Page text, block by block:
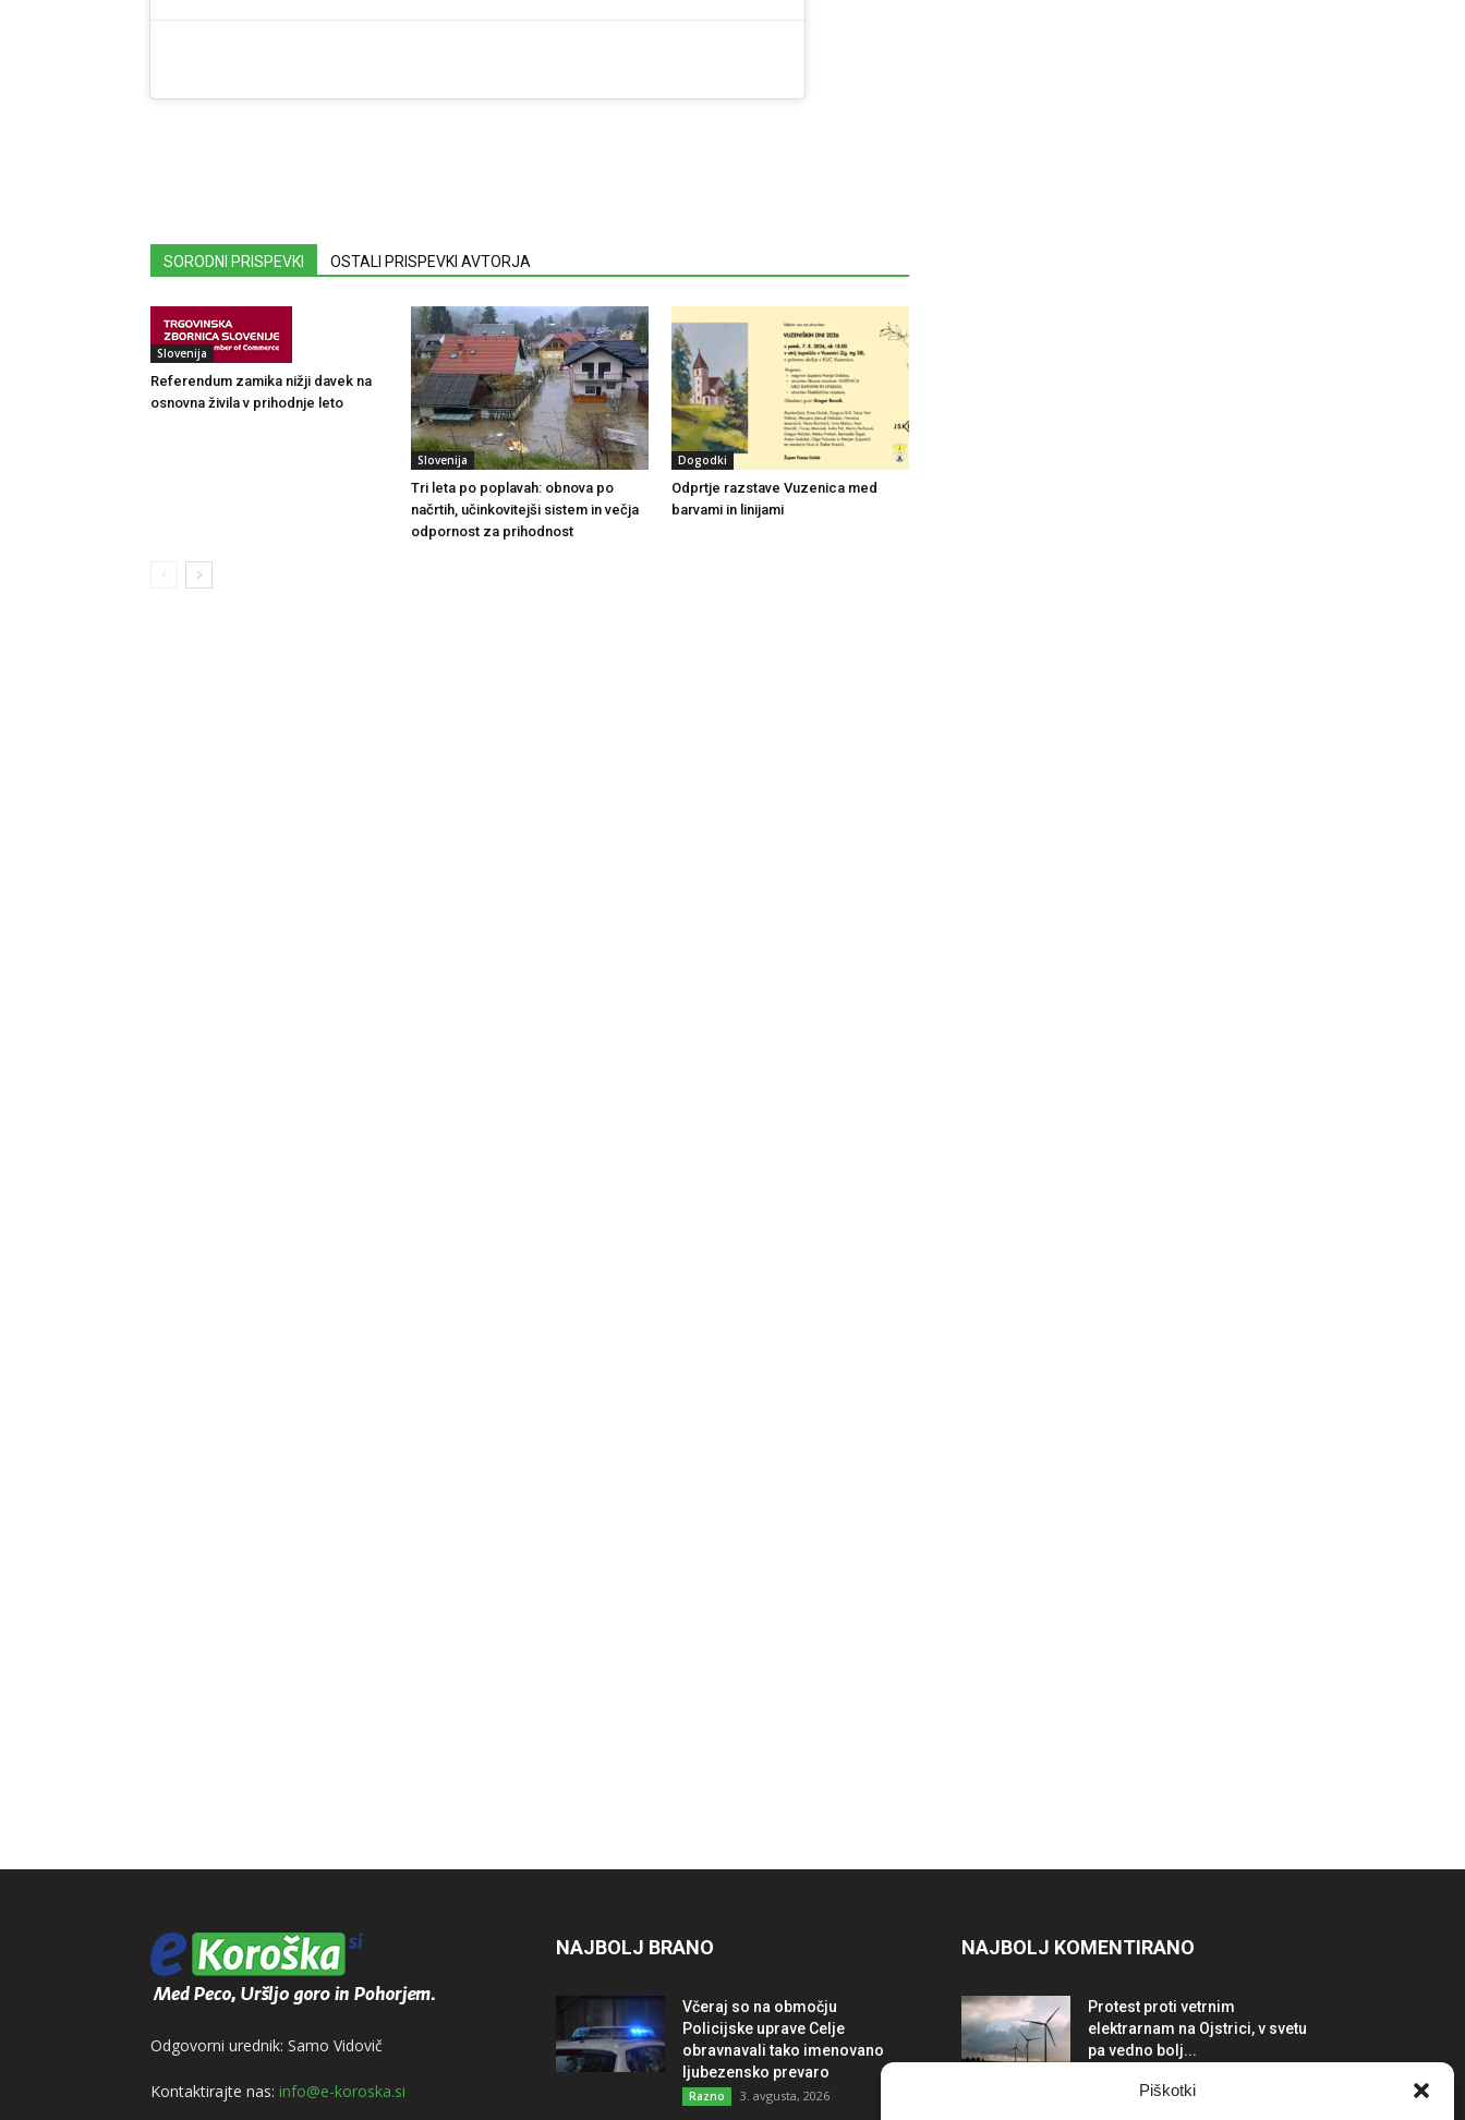
Piškotki
SORODNI PRISPEVKI OSTALI PRISPEVKI AVTORJA
Slovenija
Referendum zamika nižji davek na
osnovna živila v prihodnje leto
Slovenija
Tri leta po poplavah: obnova po
načrtih, učinkovitejši sistem in večja
odpornost za prihodnost
Dogodki
Odprtje razstave Vuzenica med
barvami in linijami
Odgovorni urednik: Samo Vidovič
Kontaktirajte nas: info@e-koroska.si
NAJBOLJ BRANO
Včeraj so na območju
Policijske uprave Celje
obravnavali tako imenovano
ljubezensko prevaro
Razno 3. avgusta, 2026
NAJBOLJ KOMENTIRANO
Protest proti vetrnim
elektrarnam na Ojstrici, v svetu
pa vedno bolj...